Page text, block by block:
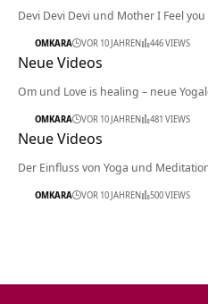
Devi Devi Devi und Mother I Feel
OMKARA VOR 10 JAHREN 446 VIEWS
Neue Videos
Om und Love is healing – neue
OMKARA VOR 10 JAHREN 481 VIEWS
Neue Videos
Der Einfluss von Yoga und
OMKARA VOR 10 JAHREN 500 VIEWS